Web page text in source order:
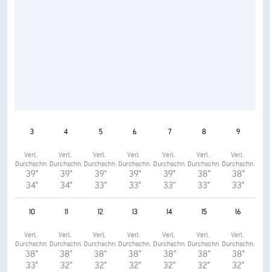
3
Verl.
Durchschn.
39°
34°
4
Verl.
Durchschn.
39°
34°
5
Verl.
Durchschn.
39°
33°
6
Verl.
Durchschn.
39°
33°
7
Verl.
Durchschn.
39°
33°
8
Verl.
Durchschn.
38°
33°
9
Verl.
Durchschn.
38°
33°
10
Verl.
Durchschn.
38°
33°
11
Verl.
Durchschn.
38°
32°
12
Verl.
Durchschn.
38°
32°
13
Verl.
Durchschn.
38°
32°
14
Verl.
Durchschn.
38°
32°
15
Verl.
Durchschn.
38°
32°
16
Verl.
Durchschn.
38°
32°